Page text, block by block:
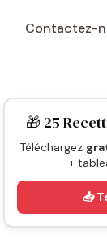
Contactez-
🎁 25
Téléchargez
+
📥